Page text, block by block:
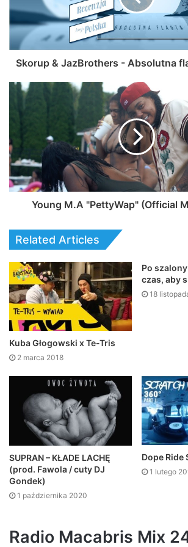
Skorup & JazBrothers - Absolutna
Young M.A "PettyWap" (Official
Related Articles
Kuba Głogowski x Te-Tris
2 marca 2018
Po
czas, aby
18
SUPRAN – KŁADE LACHĘ
(prod. Fawola / cuty DJ
Gondek)
1 października 2020
Dope Ride
1 lutego
Radio Macabris Mix